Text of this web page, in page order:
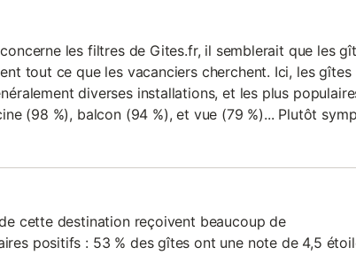
les filtres de Gites.fr, il semblerait que les
tout ce que les vacanciers cherchent. Ici, les gîtes
diverses installations, et les plus
(98 %), balcon (94 %), et vue (79 %)... Plutôt
cette destination reçoivent beaucoup de
positifs : 53 % des gîtes ont une note de 4,5